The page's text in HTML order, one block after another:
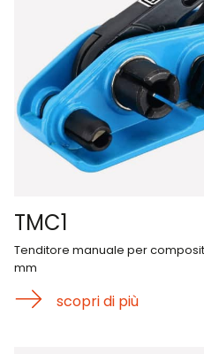
TMC1
Tenditore manuale per
mm
scopri di più